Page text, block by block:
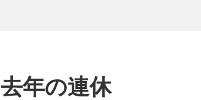
去年の連休